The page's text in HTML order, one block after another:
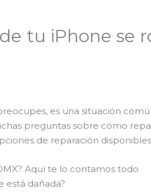
tu iPhone se
es una situación
preguntas sobre cómo
de reparación disponibles
Aquí te lo contamos todo
está dañada?